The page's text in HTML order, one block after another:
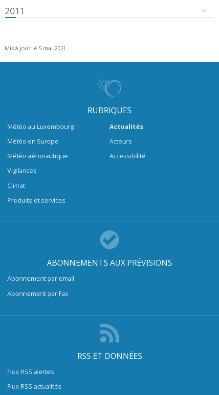
2011
Mis à jour le 5 mai 2021
RUBRIQUES
Météo au Luxembourg
Météo en Europe
Météo aéronautique
Vigilances
Climat
Produits et services
Actualités
Acteurs
Accessibilité
ABONNEMENTS AUX PRÉVISIONS
Abonnement par email
Abonnement par Fax
RSS ET DONNÉES
Flux RSS alertes
Flux RSS actualités